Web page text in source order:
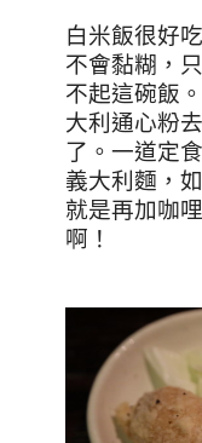
白米飯很好
不會黏糊，
不起這碗飯
大利通心粉
了。一道定
義大利麵，
就是再加咖
啊！